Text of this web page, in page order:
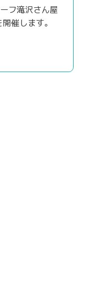
フ滝沢さん屋
催します。